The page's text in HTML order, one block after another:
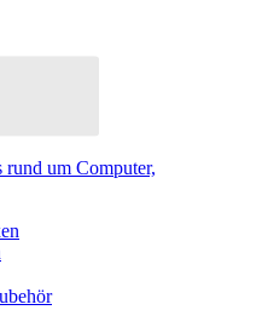
um Computer,